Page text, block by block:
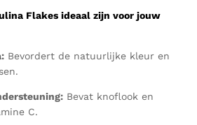
Flakes ideaal zijn voor jouw
Bevordert de natuurlijke kleur en
Bevat knoflook en
C.